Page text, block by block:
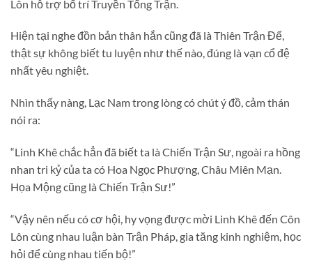
Lôn hỗ trợ bố trí Truyền Tống Trận.
Hiện tại nghe đồn bản thân hắn cũng đã là Thiên Trận Đế,
thật sự không biết tu luyện như thế nào, đúng là vạn cổ đệ
nhất yêu nghiệt.
Nhìn thấy nàng, Lạc Nam trong lòng có chút ý đồ, cảm thán
nói ra:
“Linh Khê chắc hẳn đã biết ta là Chiến Trận Sư, ngoài ra hồng
nhan tri kỷ của ta có Hoa Ngọc Phượng, Châu Miên Mạn.
Họa Mộng cũng là Chiến Trận Sư!”
“Vậy nên nếu có cơ hội, hy vọng được mời Linh Khê đến Côn
Lôn cùng nhau luận bàn Trận Pháp, gia tăng kinh nghiệm, học
hỏi để cùng nhau tiến bộ!”